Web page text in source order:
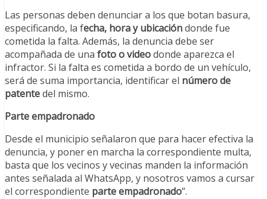
Las personas deben denunciar a los que botan basura,
especificando, la fecha, hora y ubicacióndonde fue
cometida la falta. Además, la denuncia debe ser
acompañada de una foto o videodonde aparezca el
infractor. Si la falta es cometida a bordo de un vehículo,
será de suma importancia, identificar el número de
patentedel mismo.
Parte empadronado
Desde el municipio señalaron que para hacer efectiva la
denuncia, y poner en marcha la correspondiente multa,
basta que los vecinos y vecinas manden la información
antes señalada al WhatsApp, y nosotros vamos a cursar
el correspondiente parte empadronado”.